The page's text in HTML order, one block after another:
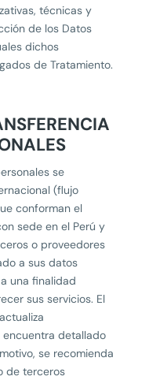
técnicas y
de los Datos
dichos
de Tratamiento.
se
(flujo
conforman el
sede en el Perú y
o proveedores
a sus datos
una finalidad
sus servicios. El
detallado
se recomienda
de terceros